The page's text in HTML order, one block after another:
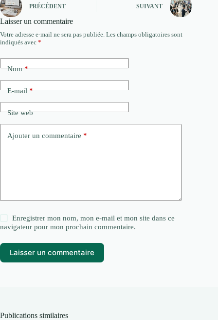
PRÉCÉDENT SUIVANT
Laisser un commentaire
Votre adresse e-mail ne sera pas publiée. Les champs obligatoires sont
indiqués avec *
Nom*
E-mail*
Site web
Ajouter un commentaire *
Enregistrer mon nom, mon e-mail et mon site dans ce
navigateur pour mon prochain commentaire.
Laisser un commentaire
Publications similaires